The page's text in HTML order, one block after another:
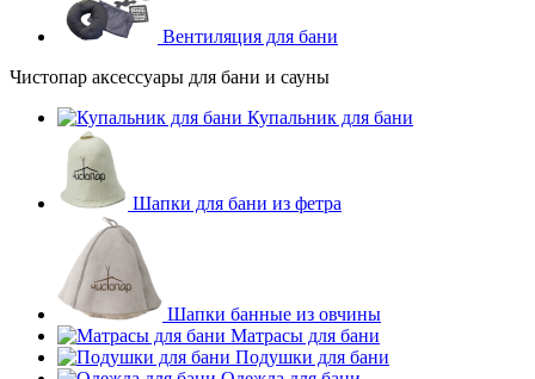
Вентиляция для бани
Чистопар аксессуары для бани и сауны
Купальник для бани
Шапки для бани из фетра
Шапки банные из овчины
Матрасы для бани
Подушки для бани